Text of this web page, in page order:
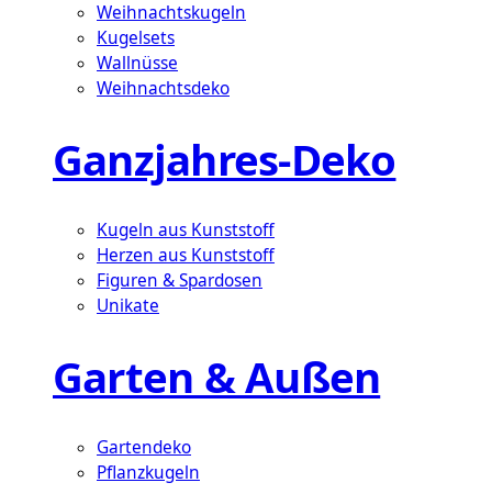
Weihnachtskugeln
Kugelsets
Wallnüsse
Weihnachtsdeko
Ganzjahres-Deko
Kugeln aus Kunststoff
Herzen aus Kunststoff
Figuren & Spardosen
Unikate
Garten & Außen
Gartendeko
Pflanzkugeln